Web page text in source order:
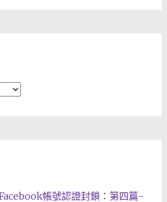
帳號認證封鎖：第四篇-